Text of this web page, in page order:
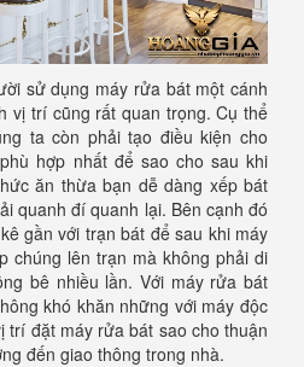
sử dụng máy rửa bát một cánh
vị trí cũng rất quan trọng. Cụ thể
ta còn phải tạo điều kiện cho
hợp nhất để sao cho sau khi
ăn thừa bạn dễ dàng xếp bát
quanh đí quanh lại. Bên cạnh đó
gần với trạn bát để sau khi máy
chúng lên trạn mà không phải di
bê nhiều lần. Với máy rửa bát
khó khăn những với máy độc
trí đặt máy rửa bát sao cho thuận
đến giao thông trong nhà.